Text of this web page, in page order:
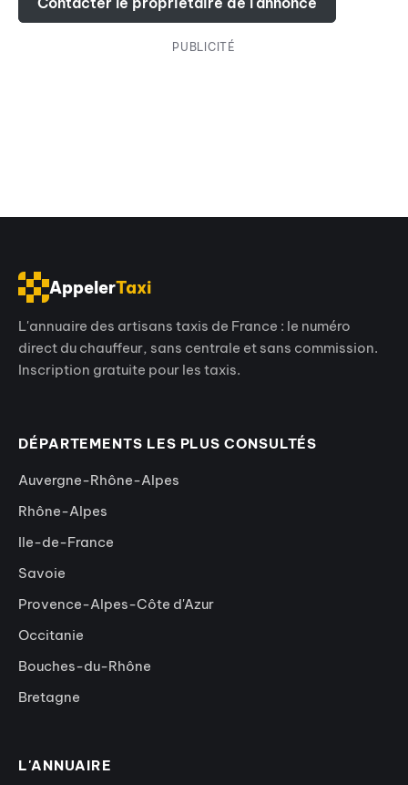
PUBLICITÉ
AppelerTaxi
L'annuaire des artisans taxis de France : le numéro
direct du chauffeur, sans centrale et sans commission.
Inscription gratuite pour les taxis.
DÉPARTEMENTS LES PLUS CONSULTÉS
Auvergne-Rhône-Alpes
Rhône-Alpes
Ile-de-France
Savoie
Provence-Alpes-Côte d'Azur
Occitanie
Bouches-du-Rhône
Bretagne
L'ANNUAIRE